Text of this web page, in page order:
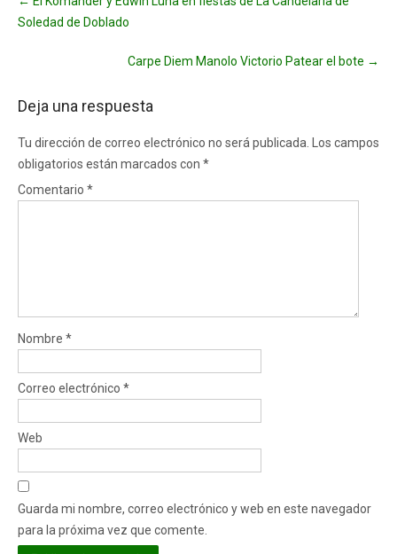
navigation
Soledad de Doblado
Carpe Diem Manolo Victorio Patear el bote →
Deja una respuesta
Tu dirección de correo electrónico no será publicada.
Los campos
obligatorios están marcados con *
Comentario *
Nombre *
Correo electrónico *
Web
Guarda mi nombre, correo electrónico y web en este navegador
para la próxima vez que comente.